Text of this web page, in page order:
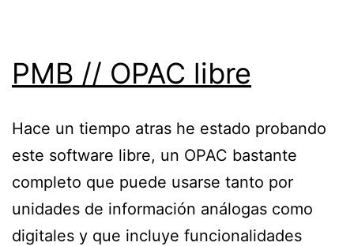
PMB // OPAC libre
Hace un tiempo atras he estado probando
este software libre, un OPAC bastante
completo que puede usarse tanto por
unidades de información análogas como
digitales y que incluye funcionalidades